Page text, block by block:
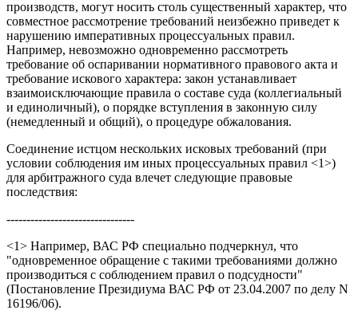
производств, могут носить столь существенный характер, что
совместное рассмотрение требований неизбежно приведет к
нарушению императивных процессуальных правил.
Например, невозможно одновременно рассмотреть
требование об оспаривании нормативного правового акта и
требование искового характера: закон устанавливает
взаимоисключающие правила о составе суда (коллегиальный
и единоличный), о порядке вступления в законную силу
(немедленный и общий), о процедуре обжалования.
Соединение истцом нескольких исковых требований (при
условии соблюдения им иных процессуальных правил <1>)
для арбитражного суда влечет следующие правовые
последствия:
--------------------------------
<1> Например, ВАС РФ специально подчеркнул, что
"одновременное обращение с такими требованиями должно
производиться с соблюдением правил о подсудности"
(Постановление Президиума ВАС РФ от 23.04.2007 по делу N
16196/06).